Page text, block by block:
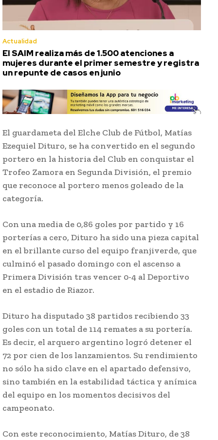
Actualidad
El SAIM realiza más de 1.500 atenciones a
mujeres durante el primer semestre y registra
un repunte de casos en junio
El guardameta del Elche Club de Fútbol, Matías
Ezequiel Dituro, se ha convertido en el segundo
portero en la historia del Club en conquistar el
Trofeo Zamora en Segunda División, el premio
que reconoce al portero menos goleado de la
categoría.
Con una media de 0,86 goles por partido y 16
porterías a cero, Dituro ha sido una pieza capital
en el brillante curso del equipo franjiverde, que
culminó el pasado domingo con el ascenso a
Primera División tras vencer 0-4 al Deportivo
en el estadio de Riazor.
Dituro ha disputado 38 partidos recibiendo 33
goles con un total de 114 remates a su portería.
Es decir, el arquero argentino logró detener el
72 por cien de los lanzamientos. Su rendimiento
no sólo ha sido clave en el apartado defensivo,
sino también en la estabilidad táctica y anímica
del equipo en los momentos decisivos del
campeonato.
Con este reconocimiento, Matías Dituro, de 38